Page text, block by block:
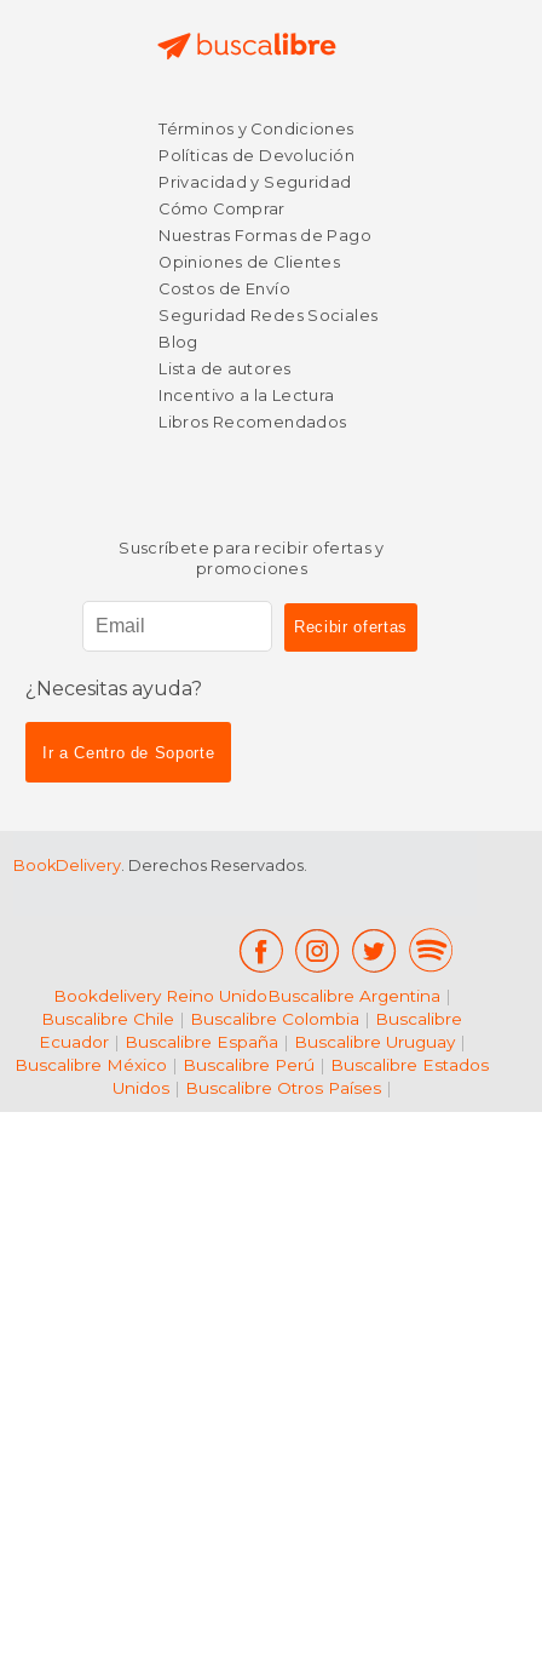
$ 20.00
$ 15.14
19%
dcto.
dcto.
$ 27.00
$ 22.95
Términos y Condiciones
Políticas de Devolución
Privacidad y Seguridad
Cómo Comprar
Nuestras Formas de Pago
Opiniones de Clientes
Costos de Envío
Seguridad Redes Sociales
Blog
Lista de autores
Incentivo a la Lectura
Libros Recomendados
Suscríbete para recibir ofertas y
promociones
¿Necesitas ayuda?
Ir a Centro de Soporte
BookDelivery. Derechos Reservados.
Bookdelivery Reino UnidoBuscalibre Argentina |
Buscalibre Chile | Buscalibre Colombia | Buscalibre
Ecuador| Buscalibre España | Buscalibre Uruguay|
Buscalibre México | Buscalibre Perú | Buscalibre Estados
Unidos| Buscalibre Otros Países|